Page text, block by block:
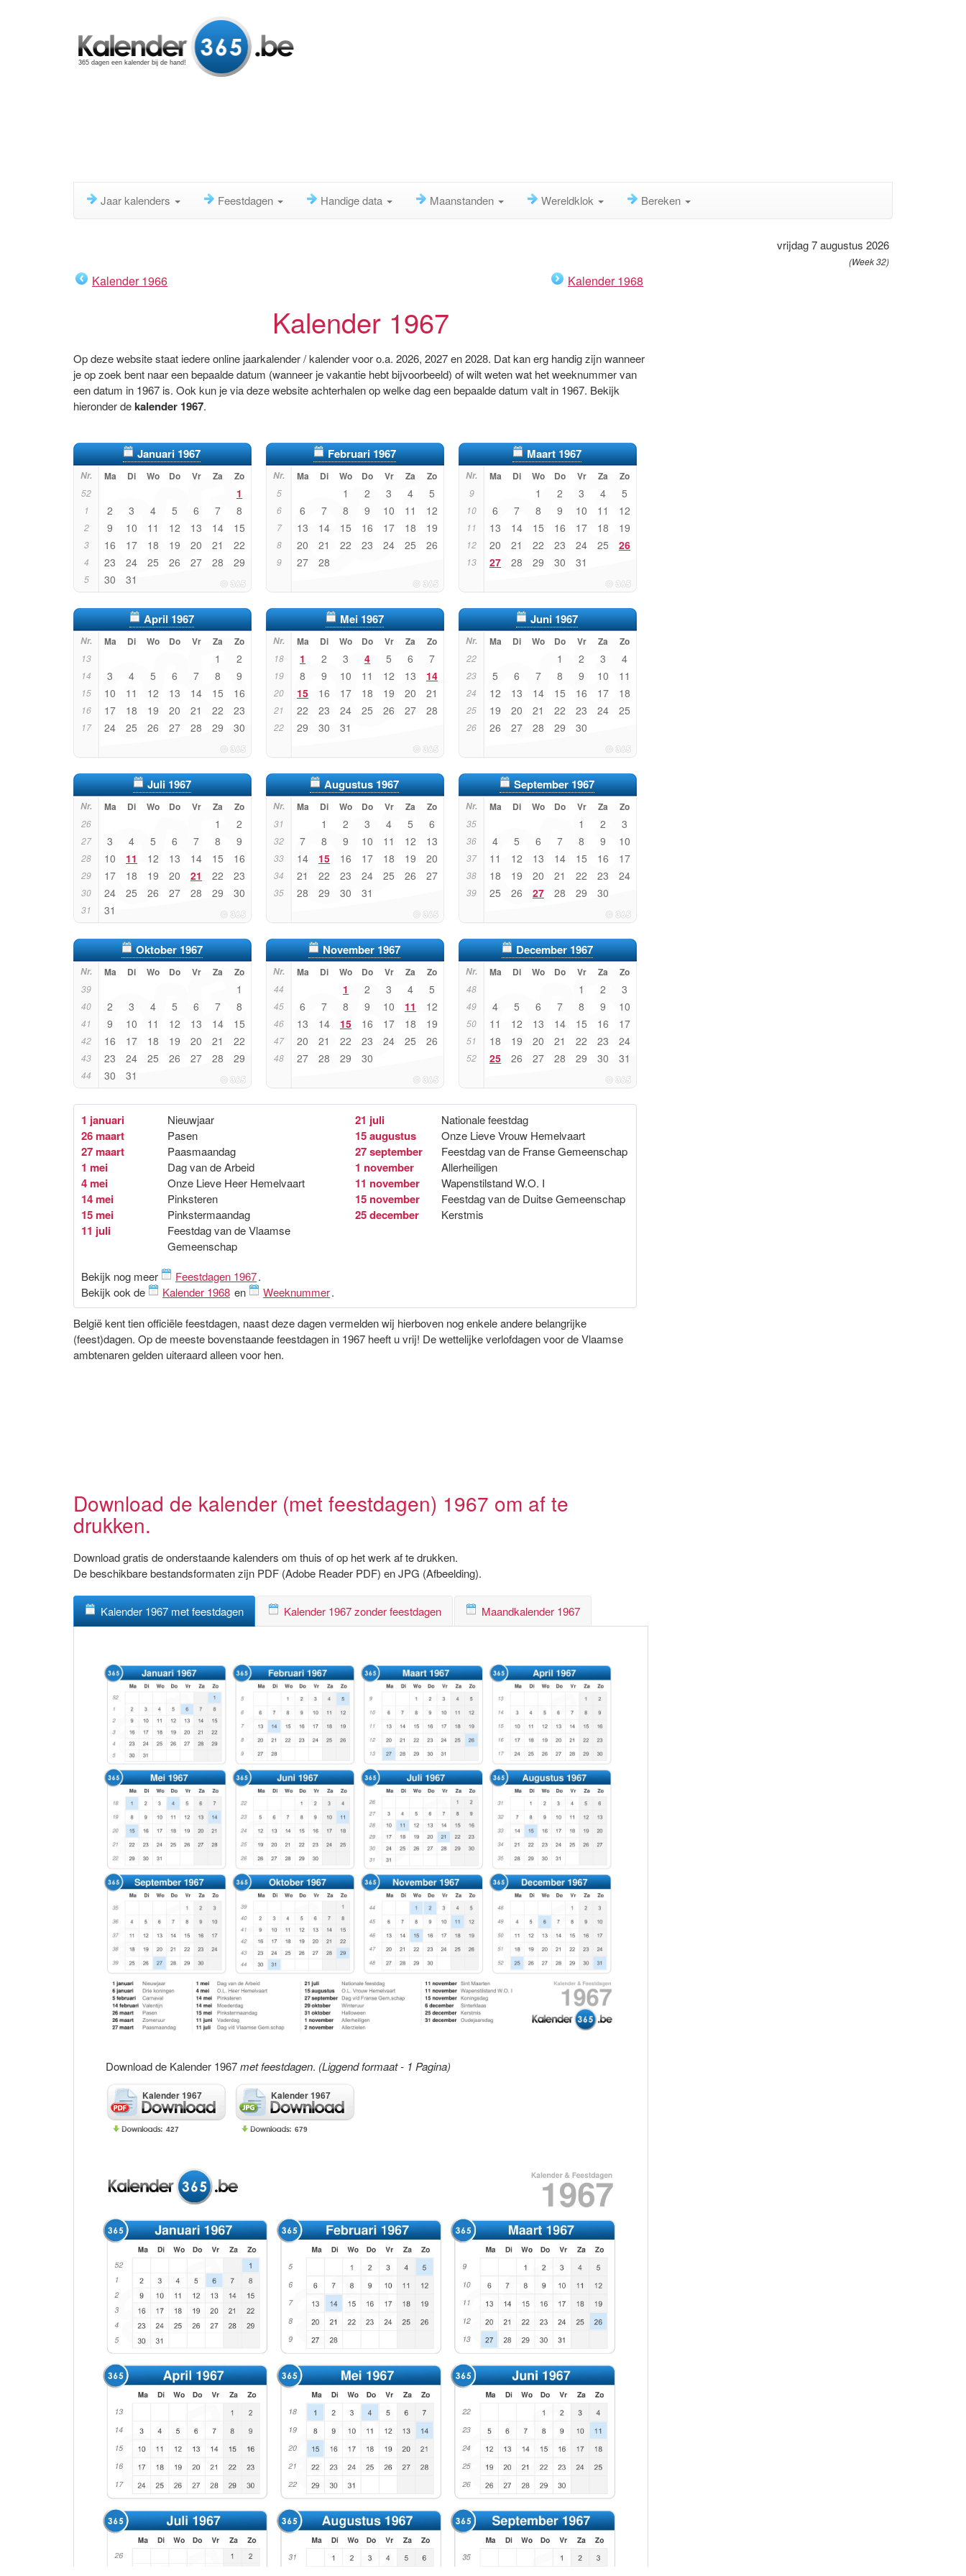
365 dagen een kalender bij de hand!
Jaar kalenders Feestdagen Handige data Maanstanden Wereldklok Bereken
vrijdag 7 augustus 2026
(Week 32)
Kalender 1966 Kalender 1968
Kalender 1967
Op deze website staat iedere online jaarkalender / kalender voor o.a. 2026, 2027 en 2028. Dat kan erg handig zijn wanneer
je op zoek bent naar een bepaalde datum (wanneer je vakantie hebt bijvoorbeeld) of wilt weten wat het weeknummer van
een datum in 1967 is. Ook kun je via deze website achterhalen op welke dag een bepaalde datum valt in 1967. Bekijk
hieronder dekalender 1967.
Januari 1967
Nr. Ma Di Wo Do Vr Za Zo
52 1
1 2 3 4 5 6 7 8
2 9 10 11 12 13 14 15
3 16 17 18 19 20 21 22
4 23 24 25 26 27 28 29
5 30 31
Februari 1967
Nr. Ma Di Wo Do Vr Za Zo
5 1 2 3 4 5
6 6 7 8 9 10 11 12
7 13 14 15 16 17 18 19
8 20 21 22 23 24 25 26
9 27 28
Maart 1967
Nr. Ma Di Wo Do Vr Za Zo
9 1 2 3 4 5
10 6 7 8 9 10 11 12
11 13 14 15 16 17 18 19
12 20 21 22 23 24 25 26
13 27 28 29 30 31
April 1967
Nr. Ma Di Wo Do Vr Za Zo
13 1 2
14 3 4 5 6 7 8 9
15 10 11 12 13 14 15 16
16 17 18 19 20 21 22 23
17 24 25 26 27 28 29 30
Mei 1967
Nr. Ma Di Wo Do Vr Za Zo
18 1 2 3 4 5 6 7
19 8 9 10 11 12 13 14
20 15 16 17 18 19 20 21
21 22 23 24 25 26 27 28
22 29 30 31
Juni 1967
Nr. Ma Di Wo Do Vr Za Zo
22 1 2 3 4
23 5 6 7 8 9 10 11
24 12 13 14 15 16 17 18
25 19 20 21 22 23 24 25
26 26 27 28 29 30
Juli 1967
Nr. Ma Di Wo Do Vr Za Zo
26 1 2
27 3 4 5 6 7 8 9
28 10 11 12 13 14 15 16
29 17 18 19 20 21 22 23
30 24 25 26 27 28 29 30
31 31
Augustus 1967
Nr. Ma Di Wo Do Vr Za Zo
31 1 2 3 4 5 6
32 7 8 9 10 11 12 13
33 14 15 16 17 18 19 20
34 21 22 23 24 25 26 27
35 28 29 30 31
September 1967
Nr. Ma Di Wo Do Vr Za Zo
35 1 2 3
36 4 5 6 7 8 9 10
37 11 12 13 14 15 16 17
38 18 19 20 21 22 23 24
39 25 26 27 28 29 30
Oktober 1967
Nr. Ma Di Wo Do Vr Za Zo
39 1
40 2 3 4 5 6 7 8
41 9 10 11 12 13 14 15
42 16 17 18 19 20 21 22
43 23 24 25 26 27 28 29
44 30 31
November 1967
Nr. Ma Di Wo Do Vr Za Zo
44 1 2 3 4 5
45 6 7 8 9 10 11 12
46 13 14 15 16 17 18 19
47 20 21 22 23 24 25 26
48 27 28 29 30
December 1967
Nr. Ma Di Wo Do Vr Za Zo
48 1 2 3
49 4 5 6 7 8 9 10
50 11 12 13 14 15 16 17
51 18 19 20 21 22 23 24
52 25 26 27 28 29 30 31
1 januari Nieuwjaar
26 maart Pasen
27 maart Paasmaandag
1 mei Dag van de Arbeid
4 mei Onze Lieve Heer Hemelvaart
14 mei Pinksteren
15 mei Pinkstermaandag
11 juli
Feestdag van de Vlaamse
Gemeenschap
21 juli Nationale feestdag
15 augustus Onze Lieve Vrouw Hemelvaart
27 september Feestdag van de Franse Gemeenschap
1 november Allerheiligen
11 november Wapenstilstand W.O. I
15 november Feestdag van de Duitse Gemeenschap
25 december Kerstmis
Bekijk nog meer Feestdagen 1967.
Bekijk ook de
Kalender 1968 en Weeknummer.
België kent tien officiële feestdagen, naast deze dagen vermelden wij hierboven nog enkele andere belangrijke
(feest)dagen. Op de meeste bovenstaande feestdagen in 1967 heeft u vrij! De wettelijke verlofdagen voor de Vlaamse
ambtenaren gelden uiteraard alleen voor hen.
Download de kalender (met feestdagen) 1967 om af te
drukken.
Download gratis de onderstaande kalenders om thuis of op het werk af te drukken.
De beschikbare bestandsformaten zijn PDF (Adobe Reader PDF) en JPG (Afbeelding).
Kalender 1967 met feestdagen Kalender 1967 zonder feestdagen Maandkalender 1967
Download de Kalender 1967met feestdagen. (Liggend formaat - 1 Pagina)
Kalender 1967
427
Kalender 1967
679